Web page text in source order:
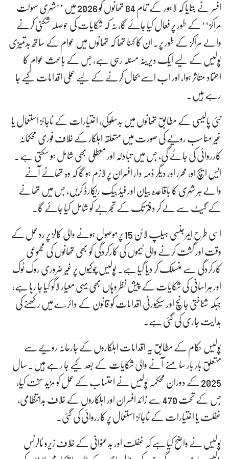
افسر نے بتایا کہ لاہور کے تمام 84 تھانوں کو 2026 میں ’’شہری سہولت
مراکز‘‘ کے طور پر فعال کیا جائے گا، نہ کہ شکایات کی حوصلہ شکنی کرنے
والے مراکز کے طور پر۔ ان کا کہنا تھا کہ تھانوں میں عوام کے ساتھ بدتمیزی
پولیس کے لیے ایک دیرینہ مسئلہ رہی ہے، جس کے باعث عوام کا
اعتماد متاثر ہوا، اور اب اسے بحال کرنے کے لیے عملی اقدامات کیے جا
رہے ہیں۔
نئی پالیسی کے مطابق تھانوں میں بدسلوکی، اختیارات کے ناجائز استعمال یا
غیر مناسب رویے کی صورت میں متعلقہ اہلکار کے خلاف فوری محکمانہ
کارروائی کی جائے گی، جس میں تبادلہ اور معطلی بھی شامل ہو سکتی ہے۔
ایس ایچ او، محرر اور دیگر ذمہ دار افسران پر لازم ہو گا کہ وہ تھانے آنے
والے ہر شہری کا باقاعدہ بیان اور فیڈ بیک ریکارڈ کریں، جس میں تھانے
کے گیٹ سے لے کر دفتر تک کے تجربے کو شامل کیا جائے گا۔
اسی طرح ایمرجنسی ہیلپ لائن 15 پر موصول ہونے والی کالز پر ردعمل کے
وقت اور گشت کرنے والی ٹیموں کی کارکردگی کو بھی تھانوں کی مجموعی
کارکردگی سے منسلک کر دیا گیا ہے۔ پولیس چوکیوں پر غیر ضروری روک ٹوک
اور ہراسانی کی شکایات کے پیش نظر وہاں بھی یہی معیار لاگو کیا جا رہا ہے،
جبکہ شناختی جانچ اور سیکیورٹی اقدامات کو قانون کے دائرے میں رکھنے کی
ہدایت جاری کی گئی ہے۔
پولیس حکام کے مطابق یہ اقدامات اہلکاروں کے جارحانہ رویے سے
متعلق بار بار سامنے آنے والی شکایات کے بعد کیے جا رہے ہیں۔ سال
2025 کے دوران محکمہ پولیس نے احتساب کے عمل کو مزید سخت کیا،
جس کے تحت 470 سے زائد افسران اور اہلکاروں کے خلاف بدانتظامی،
غفلت یا اختیارات کے ناجائز استعمال پر کارروائی کی گئی۔
پولیس نے واضح کیا ہے کہ غفلت اور بدعنوانی کے خلاف زیرو ٹالرنس